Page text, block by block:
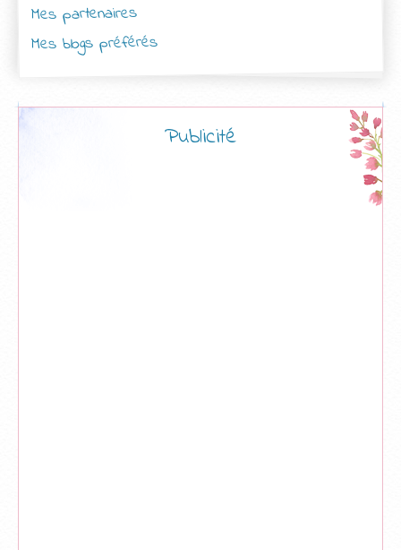
Mes partenaires
Mes blogs préférés
Publicité